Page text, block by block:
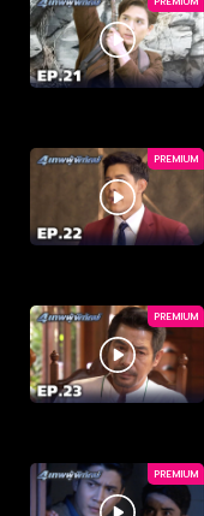
PREMIUM
PREMIUM
PREMIUM